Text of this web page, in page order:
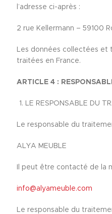
l’adresse ci-après :
2 rue Kellermann – 59100
Les données collectées et
traitées en France.
ARTICLE 4 :
LE RESPONSABLE DU
Le responsable du
ALYA MEUBLE
Il peut être contacté de la
info@alyameuble.com
Le responsable du